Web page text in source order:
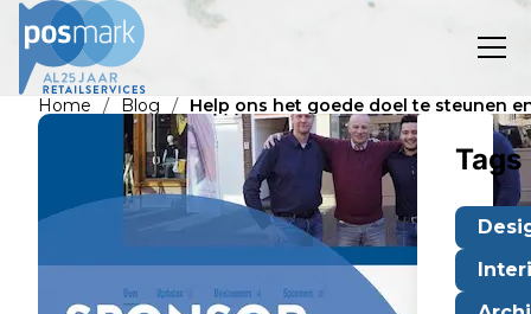
Home / Blog / Help ons het goede doel te steunen
Tags